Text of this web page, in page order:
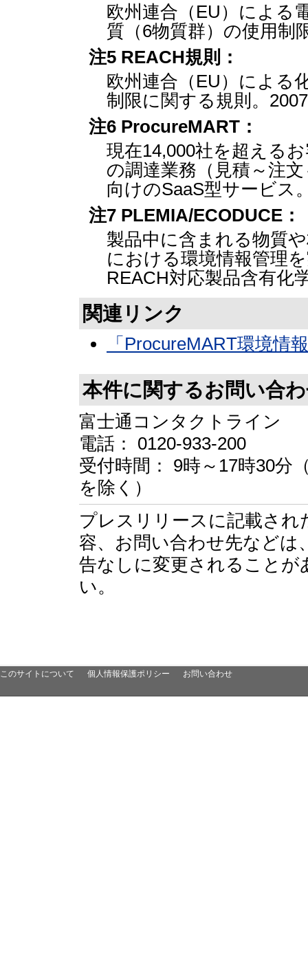
欧州連合（EU）による
質（6物質群）の使用制
注5 REACH規則：
欧州連合（EU）による
制限に関する規則。
注6 ProcureMART：
現在14,000社を超える
の調達業務（見積～注
向けのSaaS型サービス
注7 PLEMIA/ECODUCE：
製品中に含まれる物質
における環境情報管理
REACH対応製品含有化
関連リンク
「ProcureMART環境情
本件に関するお問い合
富士通コンタクトライン
電話： 0120-933-200
受付時間： 9時～17時30分
を除く）
プレスリリースに記載され
容、お問い合わせ先などは
告なしに変更されること
い。
このサイトについて 個人情報保護ポリシー お問い合わせ